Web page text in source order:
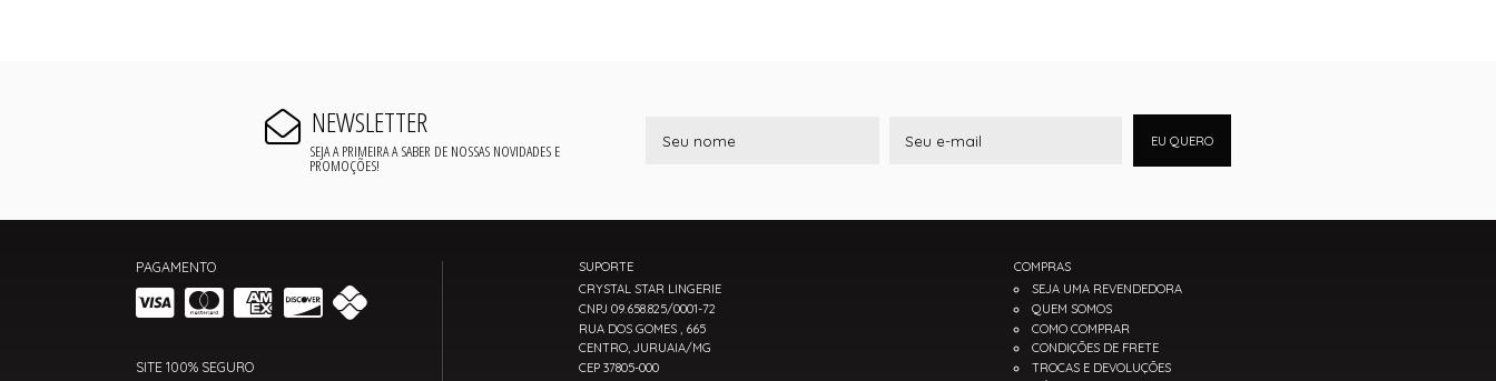
NEWSLETTER
SEJA A PRIMEIRA A SABER DE NOSSAS NOVIDADES E
PROMOÇÕES!
EU QUERO
PAGAMENTO
SITE 100% SEGURO
SUPORTE
CRYSTAL STAR LINGERIE
CNPJ 09.658.825/0001-72
RUA DOS GOMES , 665
CENTRO, JURUAIA/MG
CEP 37805-000
COMPRAS
SEJA UMA REVENDEDORA
QUEM SOMOS
COMO COMPRAR
CONDIÇÕES DE FRETE
TROCAS E DEVOLUÇÕES